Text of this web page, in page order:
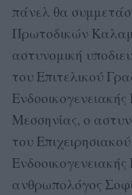
πάνελ θα
Πρωτοδικών
αστυνομική
του Επιτελικού
Μεσσηνίας, ο
του
ανθρωπολόγος